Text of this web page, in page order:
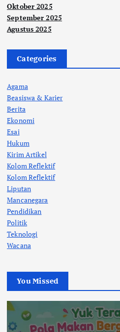
Oktober 2025
September 2025
Agustus 2025
Categories
Agama
Beasiswa & Karier
Berita
Ekonomi
Esai
Hukum
Kirim Artikel
Kolom Reflektif
Kolom Reflektif
Liputan
Mancanegara
Pendidikan
Politik
Teknologi
Wacana
You Missed